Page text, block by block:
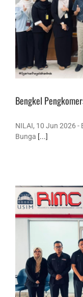
Bengkel
NILAI, 10 Jun 2026 -
Bunga [...]